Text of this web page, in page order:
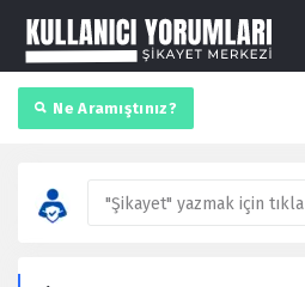
Ne Aramıştınız?
"Şikayet" yazmak için tıkla
Kullanıcı